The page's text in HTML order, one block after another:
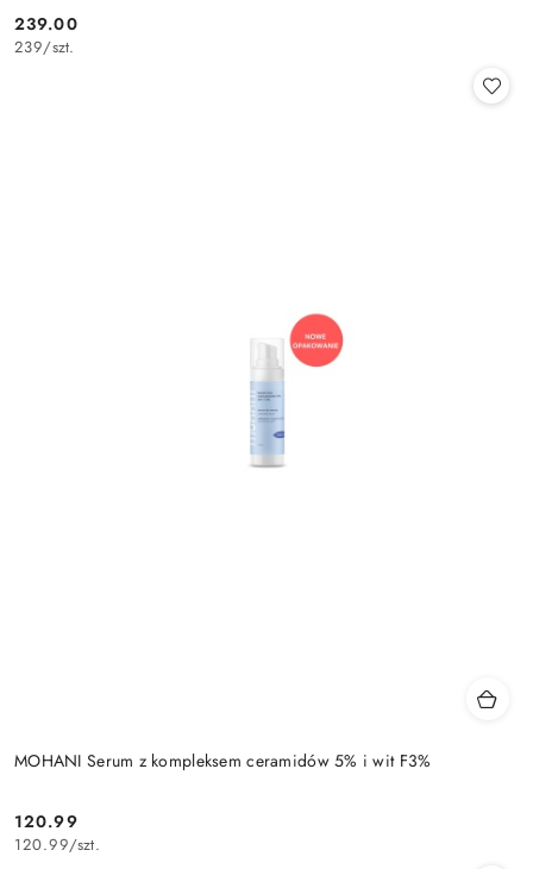
Cena:
239.00
239/szt.
MOHANI Serum z kompleksem ceramidów 5% i wit F3%
Cena:
120.99
120.99/szt.